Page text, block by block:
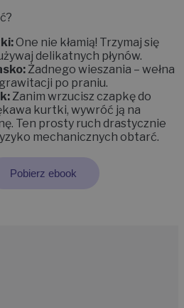
One nie kłamią! Trzymaj się
delikatnych płynów.
Żadnego wieszania – wełna
po praniu.
Zanim wrzucisz czapkę do
kurtki, wywróć ją na
. Ten prosty ruch drastycznie
mechanicznych obtarć.
Pobierz ebook